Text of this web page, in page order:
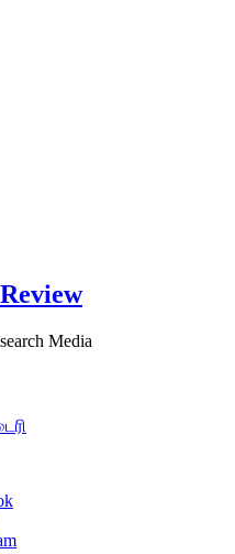
Media